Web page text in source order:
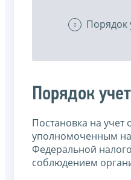
Порядок
Порядок
Постановка на учет
уполномоченным
Федеральной
соблюдением